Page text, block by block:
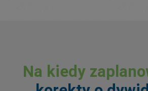
Na kiedy